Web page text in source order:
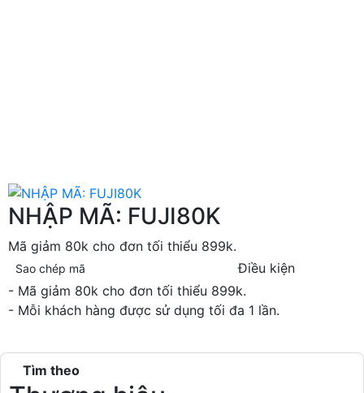
NHẬP MÃ: FUJI80K
Mã giảm 80k cho đơn tối thiểu 899k.
Sao chép mã
Điều kiện
- Mã giảm 80k cho đơn tối thiểu 899k.
- Mỗi khách hàng được sử dụng tối đa 1 lần.
Tìm theo